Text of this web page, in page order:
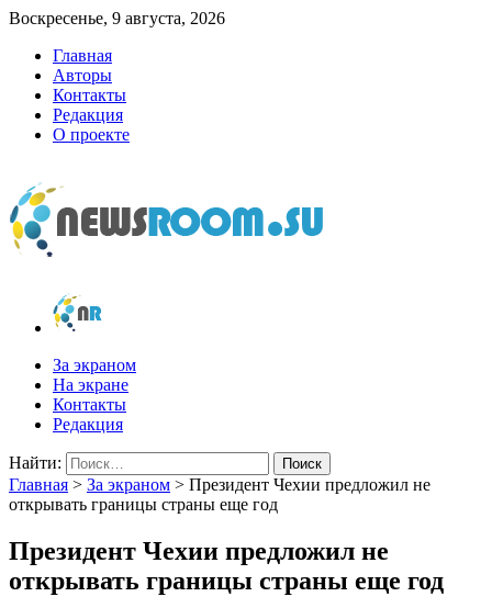
Воскресенье, 9 августа, 2026
Главная
Авторы
Контакты
Редакция
О проекте
newsroom.su
Новости о новостях
За экраном
На экране
Контакты
Редакция
Найти:
Главная > За экраном > Президент Чехии предложил не
открывать границы страны еще год
Президент Чехии предложил не
открывать границы страны еще год